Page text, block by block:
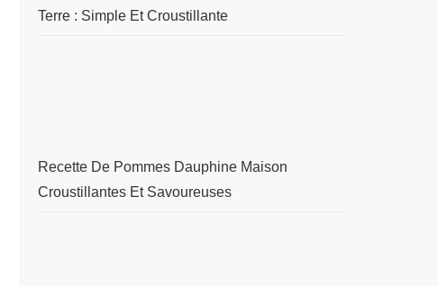
Terre : Simple Et Croustillante
Recette De Pommes Dauphine Maison
Croustillantes Et Savoureuses